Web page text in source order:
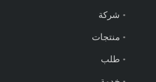
شركة
منتجات
طلب